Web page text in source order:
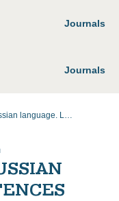
Journals
Journals
Russian language. Languages of the peoples of Russia